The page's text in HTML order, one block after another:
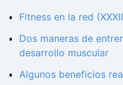
Fitness en la red
Dos maneras de
desarrollo muscular
Algunos beneficios